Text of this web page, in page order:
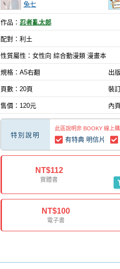
兔七
作品： 忍者亂太郎
配對：利土
性質屬性：女性向 綜合動漫類 漫畫本
規格：A5右翻 出
頁數：20頁 裝
售價：120元 內
特別說明
此區說明非 BOOKY 線上
有特典 明信片
NT$112
實體書
NT$100
電子書